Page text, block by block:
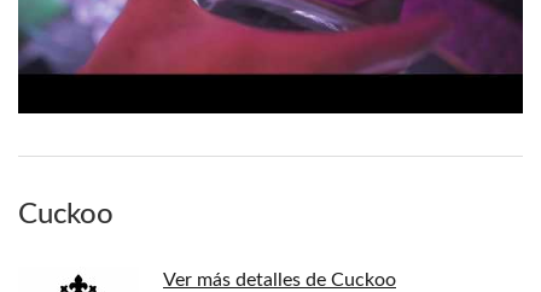
Cuckoo
Ver más detalles de Cuckoo